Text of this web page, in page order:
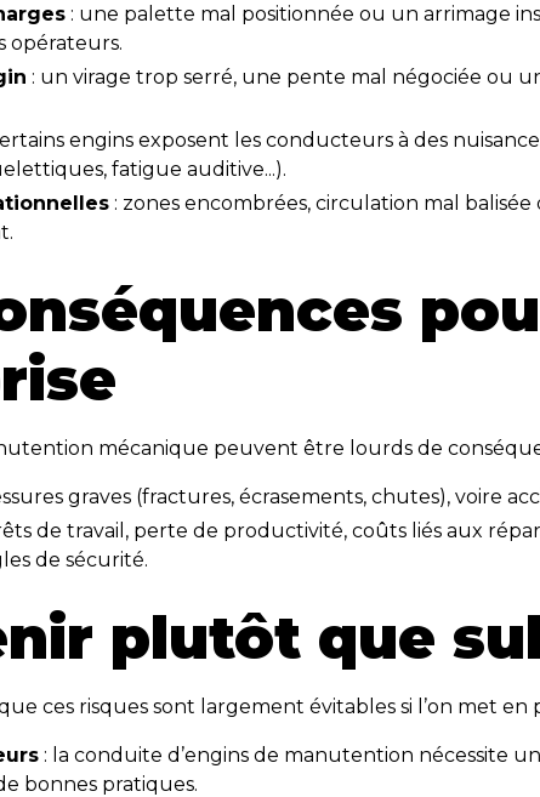
: une palette mal positionnée ou un arrimage
opérateurs.
: un virage trop serré, une pente mal négociée ou
engins exposent les conducteurs à des
fatigue auditive...).
: zones encombrées, circulation mal
mécanique peuvent être lourds de
graves (fractures, écrasements, chutes), voire
de travail, perte de productivité, coûts liés aux
de sécurité.
plutôt que
ces risques sont largement évitables si l’on met en
: la conduite d’engins de manutention nécessite
bonnes pratiques.